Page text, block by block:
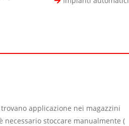
applicazione nei magazzini
stoccare manualmente (